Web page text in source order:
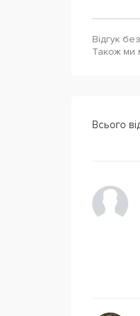
Відгук
Також ми
Всього